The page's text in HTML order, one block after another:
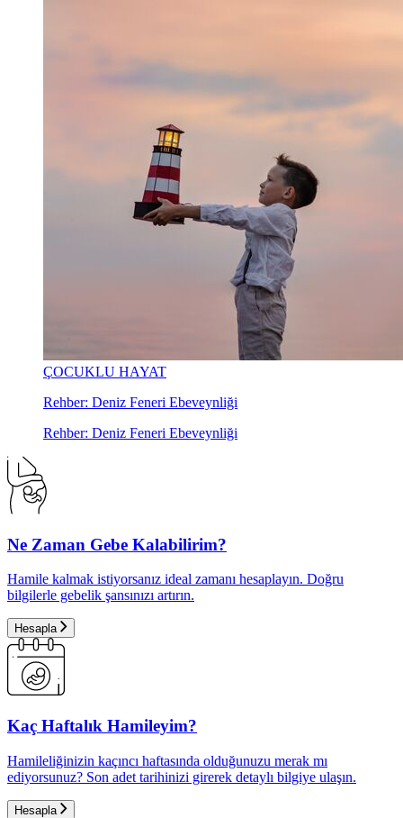
ÇOCUKLU HAYAT
Rehber: Deniz Feneri Ebeveynliği
Rehber: Deniz Feneri Ebeveynliği
Ne Zaman Gebe Kalabilirim?
Hamile kalmak istiyorsanız ideal zamanı hesaplayın. Doğru
bilgilerle gebelik şansınızı artırın.
Hesapla
Kaç Haftalık Hamileyim?
Hamileliğinizin kaçıncı haftasında olduğunuzu merak mı
ediyorsunuz? Son adet tarihinizi girerek detaylı bilgiye ulaşın.
Hesapla